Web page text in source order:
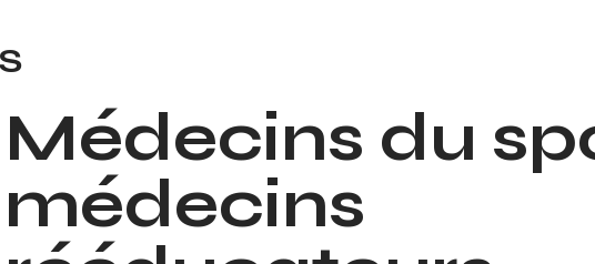
Médecins du
médecins